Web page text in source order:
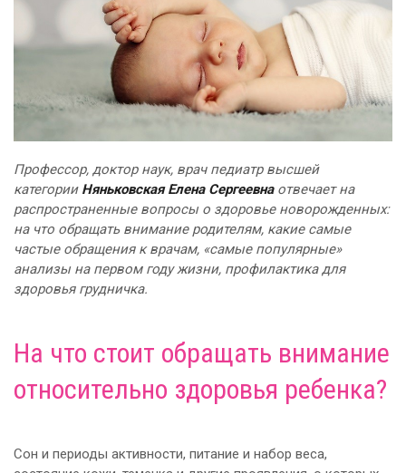
Профессор, доктор наук, врач педиатр высшей
категории Няньковская Елена Сергеевна отвечает на
распространенные вопросы о здоровье новорожденных:
на что обращать внимание родителям, какие самые
частые обращения к врачам, «самые популярные»
анализы на первом году жизни, профилактика для
здоровья грудничка.
На что стоит обращать внимание
относительно здоровья ребенка?
Сон и периоды активности, питание и набор веса,